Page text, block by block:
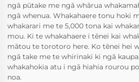
ngā pūtake me ngā whārua
ngā whenua. Whakahaere tonu hoki
whakarari me te 5,000 tona kai
mou. Ki te whakahaere i tēnei kai
mātou te torotoro here. Ko tēnei hei
ngā take me te whirinaki ki ngā
whakahokia atu i ngā hiahia rourou
noa.